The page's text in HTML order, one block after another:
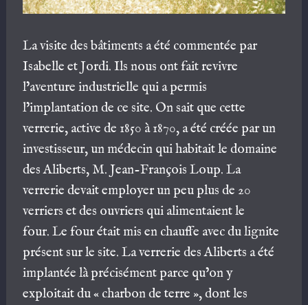
La visite des bâtiments a été commentée par
Isabelle et Jordi. Ils nous ont fait revivre
l’aventure industrielle qui a permis
l’implantation de ce site. On sait que cette
verrerie, active de 1850 à 1870, a été créée par un
investisseur, un médecin qui habitait le domaine
des Aliberts, M. Jean-François Loup. La
verrerie devait employer un peu plus de 20
verriers et des ouvriers qui alimentaient le
four. Le four était mis en chauffe avec du lignite
présent sur le site. La verrerie des Aliberts a été
implantée là précisément parce qu’on y
exploitait du « charbon de terre », dont les